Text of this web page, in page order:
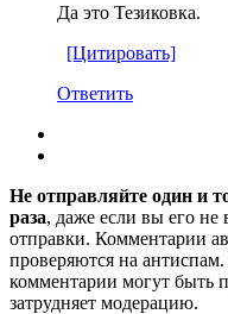
Да это Тезиковка.
[Цитировать]
Ответить
Не отправляйте один и
раза, даже если вы его не
отправки. Комментарии
проверяются на
комментарии могут быть
затрудняет модерацию.